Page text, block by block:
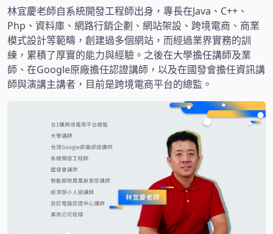
林宜慶老師自系統開發工程師出身，專長在Java、C++、
Php、資料庫、網路行銷企劃、網站架設、跨境電商、商業
模式設計等範疇，創建過多個網站，而經過業界實務的訓
練，累積了厚實的能力與經驗。之後在大學擔任講師及業
師、在Google原廠擔任認證講師，以及在國發會擔任資訊講
師與演講主講者，目前是跨境電商平台的總監。